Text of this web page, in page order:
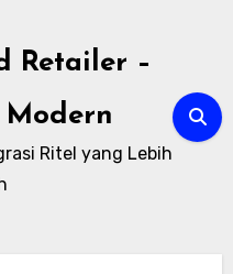
Retailer –
Modern
Ritel yang Lebih